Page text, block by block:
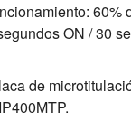
60%
ON / 30
de